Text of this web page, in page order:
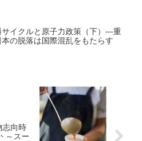
サイクルと原子力政策（下）—重
の脱落は国際混乱をもたらす
向時
～スー